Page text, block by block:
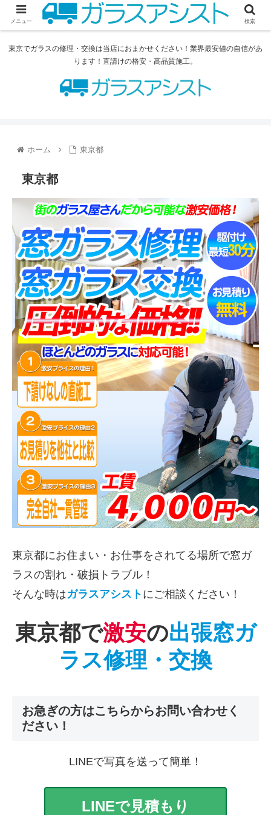
東京でガラスの修理・交換は当店におまかせください！業界最安値の自信があ
ります！直請けの格安・高品質施工。
ホーム 東京都
東京都
東京都にお住まい・お仕事をされてる場所で窓ガ
ラスの割れ・破損トラブル！
そんな時はガラスアシスト にご相談ください！
東京都で激安の出張窓ガ
ラス修理・交換
お急ぎの方はこちらからお問い合わせく
ださい！
LINEで写真を送って簡単！
LINEで見積もり
メニュー 検索